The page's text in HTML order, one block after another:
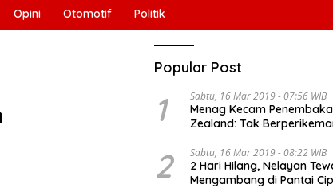
Opini Otomotif Politik
Popular Post
1 Sabtu, 16 Mar 2019 - 07:56 WIB
Menag Kecam
Zealand: Tak
2 Sabtu, 16 Mar 2019 - 08:22 WIB
2 Hari Hilang, Nelayan
Mengambang di Pantai